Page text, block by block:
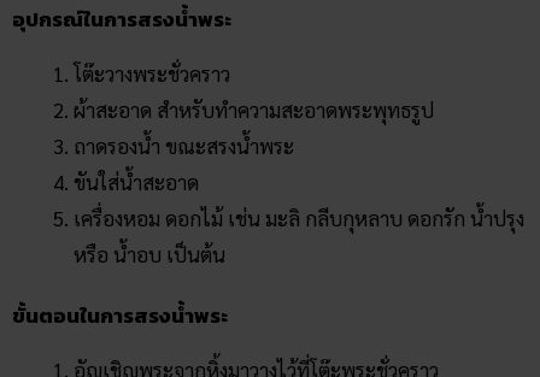
อุปกรณ์ในการสรงน้ำพระ
โต๊ะวางพระชั่วคราว
ผ้าสะอาด สำหรับทำความสะอาดพระพุทธรูป
ถาดรองน้ำ ขณะสรงน้ำพระ
ขันใส่น้ำสะอาด
เครื่องหอม ดอกไม้ เช่น มะลิ กลีบกุหลาบ ดอกรัก น้ำปรุง
หรือ น้ำอบ เป็นต้น
ขั้นตอนในการสรงน้ำพระ
อัญเชิญพระจากหิ้งมาวางไว้ที่โต๊ะพระชั่วคราว